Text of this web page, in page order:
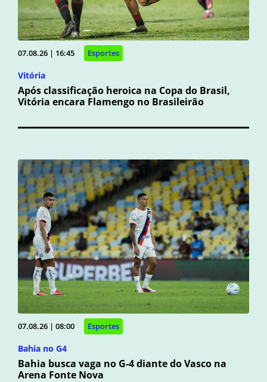
07.08.26 | 16:45 Esportes
Vitória
Após classificação heroica na Copa do Brasil,
Vitória encara Flamengo no Brasileirão
07.08.26 | 08:00 Esportes
Bahia no G4
Bahia busca vaga no G-4 diante do Vasco na
Arena Fonte Nova